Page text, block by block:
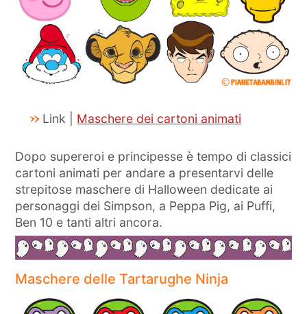
Link | Maschere dei cartoni animati
Dopo supereroi e principesse è tempo di classici
cartoni animati per andare a presentarvi delle
strepitose maschere di Halloween dedicate ai
personaggi dei Simpson, a Peppa Pig, ai Puffi,
Ben 10 e tanti altri ancora.
Maschere delle Tartarughe Ninja